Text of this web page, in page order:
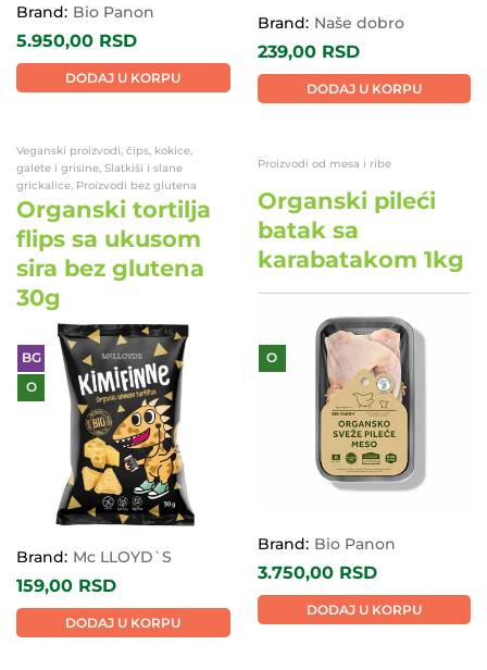
Brand: Bio Panon
5.950,00 RSD
DODAJ U KORPU
Brand: Naše dobro
239,00 RSD
DODAJ U KORPU
Veganski proizvodi, čips, kokice,
galete i grisine, Slatkiši i slane
grickalice, Proizvodi bez glutena
Organski tortilja
flips sa ukusom
sira bez glutena
30g
BG
O
Brand: Mc LLOYD`S
159,00 RSD
DODAJ U KORPU
Proizvodi od mesa i ribe
Organski pileći
batak sa
karabatakom 1kg
O
Brand: Bio Panon
3.750,00 RSD
DODAJ U KORPU